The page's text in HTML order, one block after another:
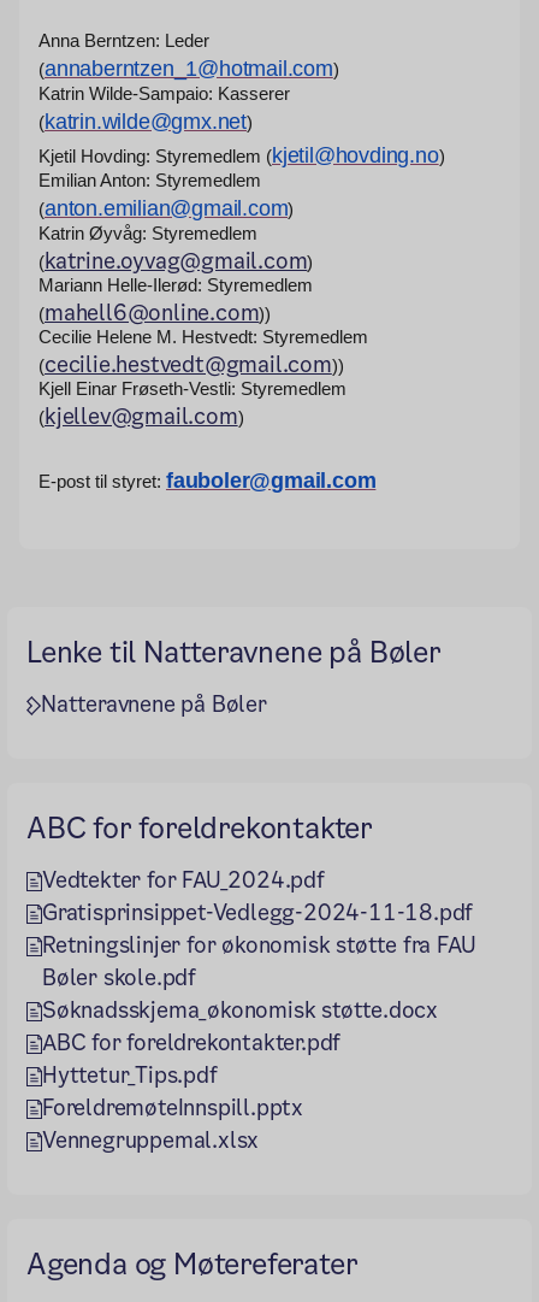
Anna Berntzen: Leder
(annaberntzen_1@hotmail.com)
Katrin Wilde-Sampaio: Kasserer
(katrin.wilde@gmx.net)
Kjetil Hovding: Styremedlem (kjetil@hovding.no)
Emilian Anton: Styremedlem
(anton.emilian@gmail.com)
Katrin Øyvåg: Styremedlem
(katrine.oyvag@gmail.com)
Mariann Helle-Ilerød: Styremedlem
(mahell6@online.com))
Cecilie Helene M. Hestvedt: Styremedlem
(cecilie.hestvedt@gmail.com))
Kjell Einar Frøseth-Vestli: Styremedlem
(kjellev@gmail.com)
E-post til styret: fauboler@gmail.com
Lenke til Natteravnene på Bøler
Natteravnene på Bøler
ABC for foreldrekontakter
Vedtekter for FAU_2024.pdf
Gratisprinsippet-Vedlegg-2024-11-18.pdf
Retningslinjer for økonomisk støtte fra FAU
Bøler skole.pdf
Søknadsskjema_økonomisk støtte.docx
ABC for foreldrekontakter.pdf
Hyttetur_Tips.pdf
ForeldremøteInnspill.pptx
Vennegruppemal.xlsx
Agenda og Møtereferater